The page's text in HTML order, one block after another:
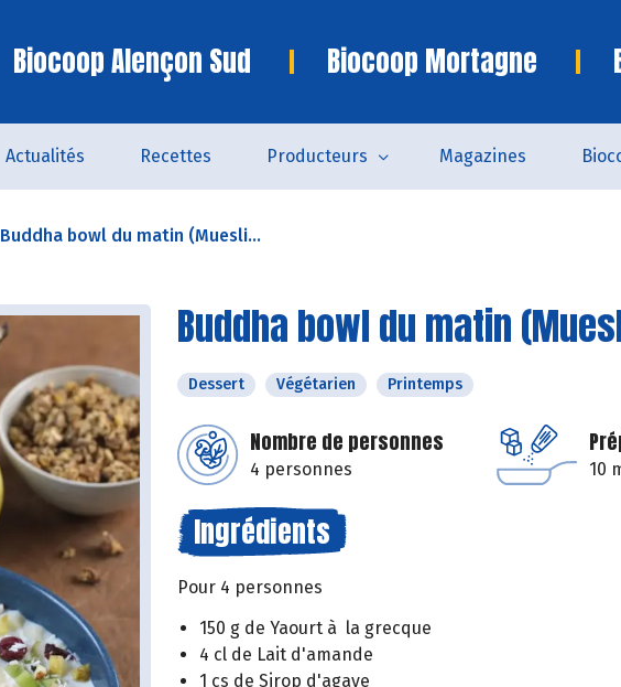
Biocoop Alençon Sud Biocoop Mortagne
Actualités Recettes Producteurs Magazines
Buddha bowl du matin (Muesli...
Buddha bowl du matin
Dessert Végétarien Printemps
Nombre de personnes
4 personnes 10
Ingrédients
Pour 4 personnes
150 g de Yaourt à la grecque
4 cl de Lait d'amande
1 cs de Sirop d'agave